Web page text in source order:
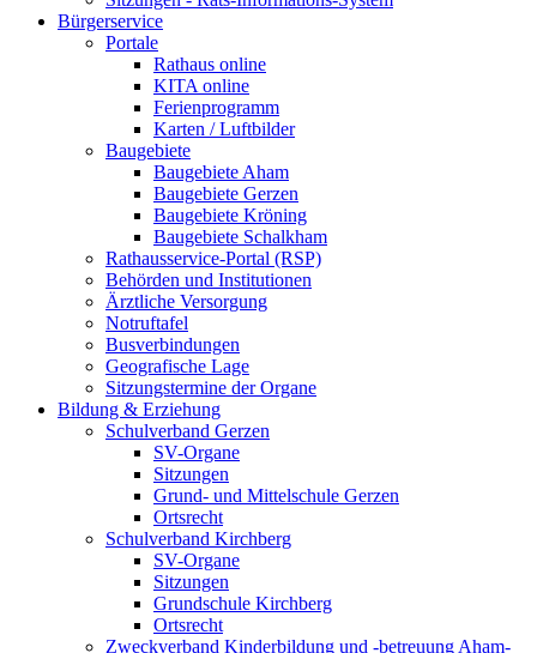
Bürgerservice
Portale
Rathaus online
KITA online
Ferienprogramm
Karten / Luftbilder
Baugebiete
Baugebiete Aham
Baugebiete Gerzen
Baugebiete Kröning
Baugebiete Schalkham
Rathausservice-Portal (RSP)
Behörden und Institutionen
Ärztliche Versorgung
Notruftafel
Busverbindungen
Geografische Lage
Sitzungstermine der Organe
Bildung & Erziehung
Schulverband Gerzen
SV-Organe
Sitzungen
Grund- und Mittelschule Gerzen
Ortsrecht
Schulverband Kirchberg
SV-Organe
Sitzungen
Grundschule Kirchberg
Ortsrecht
Zweckverband Kinderbildung und -betreuung Aham-